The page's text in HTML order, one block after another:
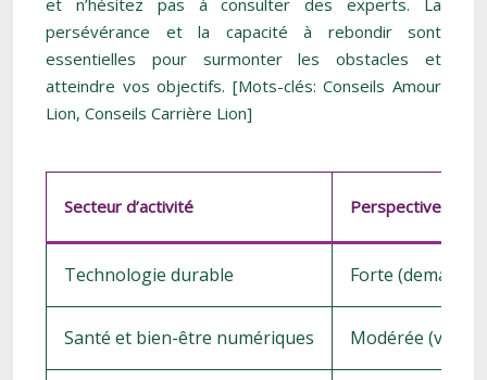
et n’hésitez pas à consulter des experts. La
persévérance et la capacité à rebondir sont
essentielles pour surmonter les obstacles et
atteindre vos objectifs. [Mots-clés: Conseils Amour
Lion, Conseils Carrière Lion]
Secteur d’activité Perspectives de
Technologie durable Forte
Santé et bien-être numériques Modérée